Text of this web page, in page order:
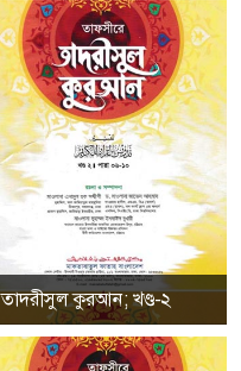
তাদরীসুল কুরআন; খণ্ড-২